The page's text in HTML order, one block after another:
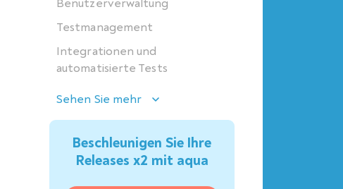
Benutzerverwaltung
Testmanagement
Integrationen und
automatisierte Tests
Sehen Sie mehr
Beschleunigen Sie Ihre
Releases x2 mit aqua